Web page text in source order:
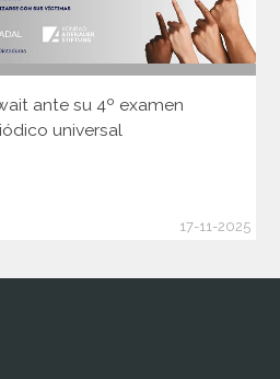
ante su 4º examen
universal
17-11-2025